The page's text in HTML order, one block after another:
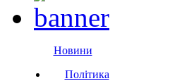
Новини
Політика